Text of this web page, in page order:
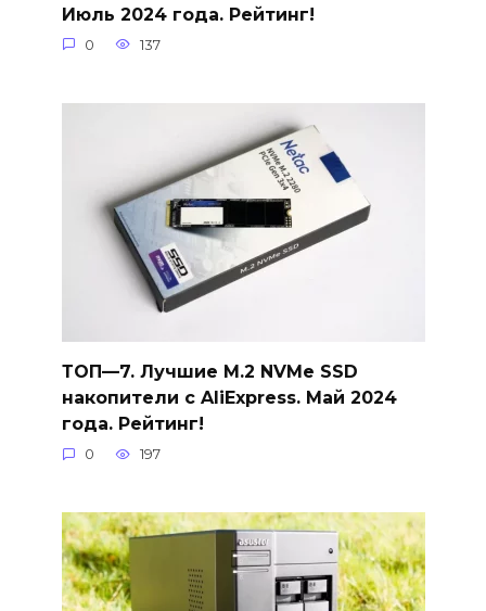
Июль 2024 года. Рейтинг!
0 137
ТОП—7. Лучшие M.2 NVMe SSD
накопители с AliExpress. Май 2024
года. Рейтинг!
0 197